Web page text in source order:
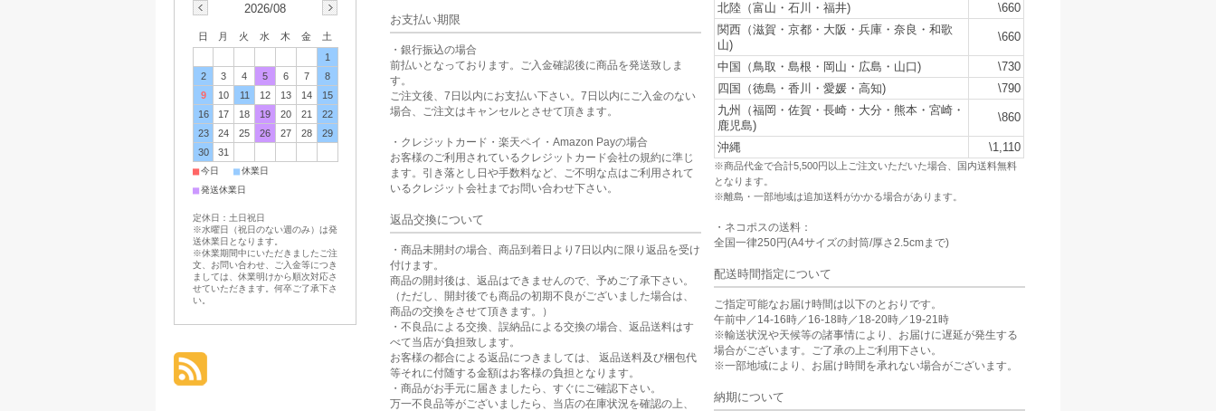
お支払い期限
・銀行振込の場合
前払いとなっております。ご入金確認後に商品を発送致しま
す。
ご注文後、7日以内にお支払い下さい。7日以内にご入金のない
場合、ご注文はキャンセルとさせて頂きます。
・クレジットカード・楽天ペイ・Amazon Payの場合
お客様のご利用されているクレジットカード会社の規約に準じ
ます。引き落とし日や手数料など、ご不明な点はご利用されて
いるクレジット会社までお問い合わせ下さい。
返品交換について
・商品未開封の場合、商品到着日より7日以内に限り返品を受け
付けます。
商品の開封後は、返品はできませんので、予めご了承下さい。
（ただし、開封後でも商品の初期不良がございました場合は、
商品の交換をさせて頂きます。）
・不良品による交換、誤納品による交換の場合、返品送料はす
べて当店が負担致します。
お客様の都合による返品につきましては、 返品送料及び梱包代
等それに付随する金額はお客様の負担となります。
・商品がお手元に届きましたら、すぐにご確認下さい。
万一不良品等がございましたら、当店の在庫状況を確認の上、
北陸（富山・石川・福井)
\660
関西（滋賀・京都・大阪・兵庫・奈良・和歌
山)
\660
中国（鳥取・島根・岡山・広島・山口)
\730
四国（徳島・香川・愛媛・高知)
\790
九州（福岡・佐賀・長崎・大分・熊本・宮崎・
鹿児島)
\860
沖縄 \1,110
※商品代金で合計5,500円以上ご注文いただいた場合、国内送料無料
となります。
※離島・一部地域は追加送料がかかる場合があります。
・ネコポスの送料：
全国一律250円(A4サイズの封筒/厚さ2.5cmまで)
配送時間指定について
ご指定可能なお届け時間は以下のとおりです。
午前中／14-16時／16-18時／18-20時／19-21時
※輸送状況や天候等の諸事情により、お届けに遅延が発生する
場合がございます。ご了承の上ご利用下さい。
※一部地域により、お届け時間を承れない場合がございます。
納期について
2026/08
日 月 火 水 木 金
土
1
2
3 4 5 6 7
8
9
10 11 12 13 14
15
16
17 18 19 20 21
22
23
24 25 26 27 28
29
30
31
■今日 ■休業日
■発送休業日
定休日：土日祝日
※水曜日（祝日のない週のみ）は発
送休業日となります。
※休業期間中にいただきましたご注
文、お問い合わせ、ご入金等につき
ましては、休業明けから順次対応さ
せていただきます。何卒ご了承下さ
い。